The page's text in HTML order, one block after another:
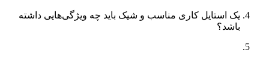
یک استایل کاری مناسب و شیک باید چه ویژگی‌هایی داشته
باشد؟